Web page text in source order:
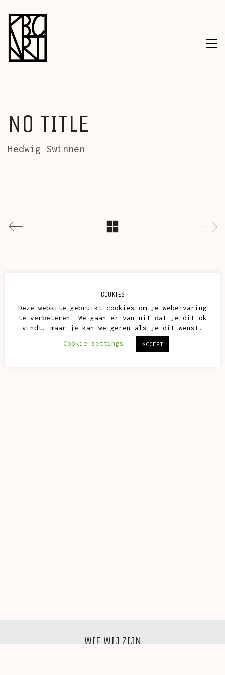
NO TITLE
Hedwig Swinnen
WIE WIJ ZIJN
COOKIES
Deze website gebruikt cookies om je webervaring
te verbeteren. We gaan er van uit dat je dit ok
vindt, maar je kan weigeren als je dit wenst.
Cookie settings
ACCEPT